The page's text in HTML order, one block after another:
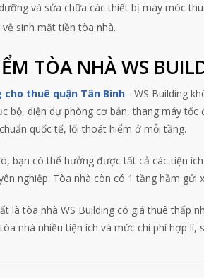
và sửa chữa các thiết bị máy móc
vệ sinh mặt tiền tòa nhà.
TÒA NHÀ WS
cho thuê quận Tân Bình- WS Building
bộ, diện dự phòng cơ bản, thang máy
quốc tế, lối thoát hiểm ở mỗi tầng.
bạn có thể hưởng được tất cả các tiện
nghiệp. Tòa nhà còn có 1 tầng hầm
là tòa nhà WS Building có giá thuê thấp
nhà nhiều tiện ích và mức chi phí hợp lí,